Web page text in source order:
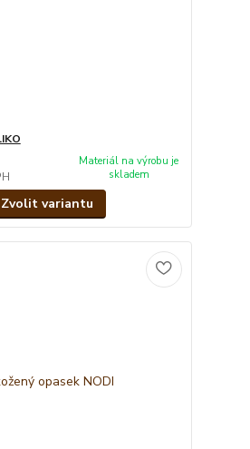
Materiál na výrobu je
skladem
Zvolit variantu